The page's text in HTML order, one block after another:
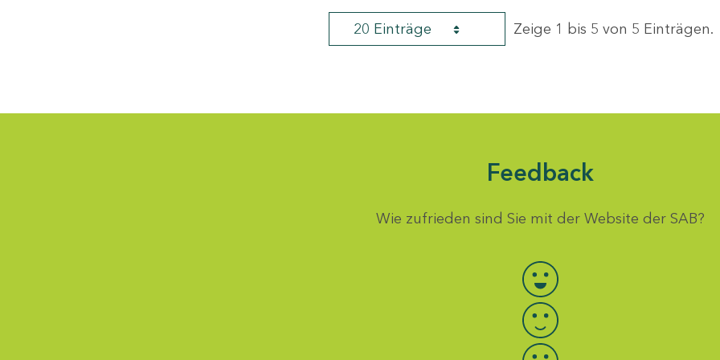
20 Einträge Zeige 1 bis 5 von 5 Einträgen.
Feedback
Wie zufrieden sind Sie mit der Website der SAB?
Bewertung auswählen